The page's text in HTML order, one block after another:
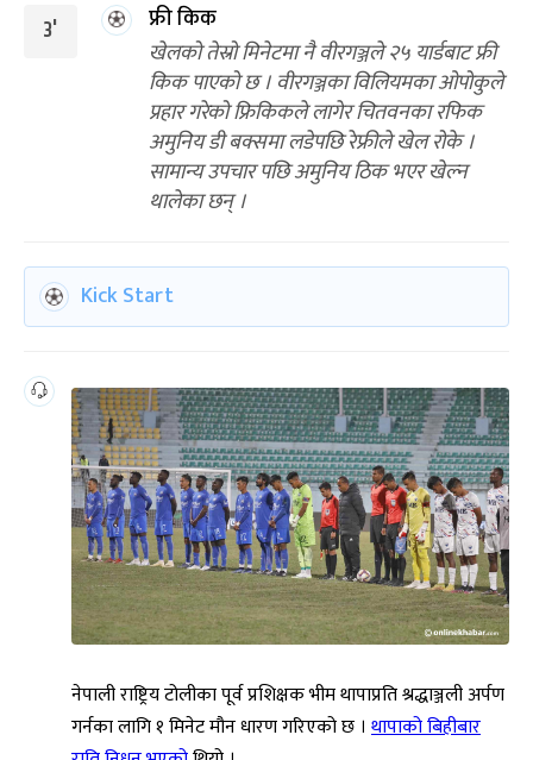
3'
फ्री किक
खेलको तेस्रो मिनेटमा नै वीरगञ्जले २५ यार्डबाट फ्री
किक पाएको छ । वीरगञ्जका विलियमका ओपोकुले
प्रहार गरेको फ्रिकिकले लागेर चितवनका रफिक
अमुनिय डी बक्समा लडेपछि रेफ्रीले खेल रोके ।
सामान्य उपचार पछि अमुनिय ठिक भएर खेल्न
थालेका छन् ।
Kick Start
नेपाली राष्ट्रिय टोलीका पूर्व प्रशिक्षक भीम थापाप्रति श्रद्धाञ्जली अर्पण
गर्नका लागि १ मिनेट मौन धारण गरिएको छ । थापाको बिहीबार